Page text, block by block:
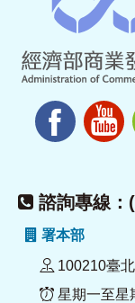
諮詢專線：
署本部
100210臺
星期一至星